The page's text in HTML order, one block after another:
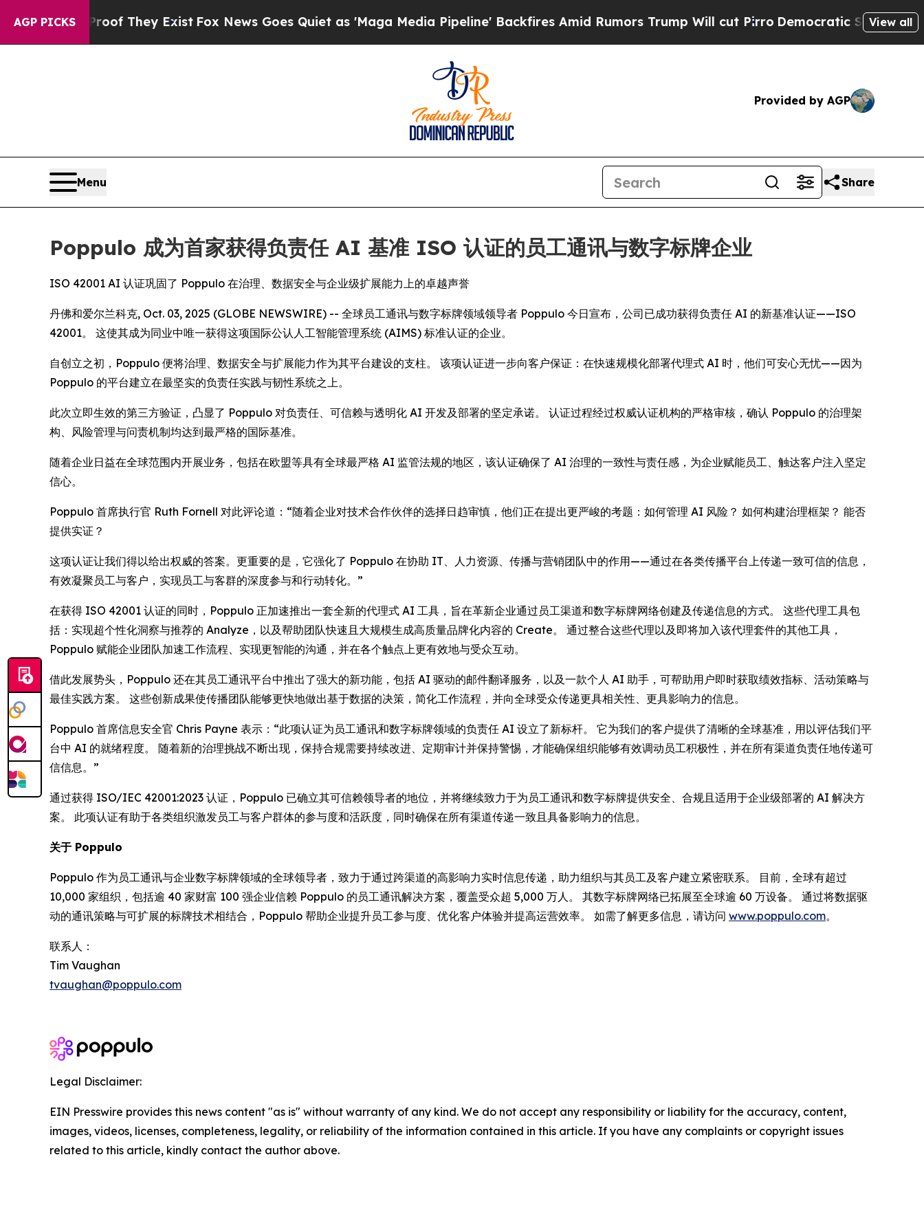
AGP PICKS
no Proof They Exist Fox News Goes Quiet as 'Maga Media Pipeline' Backfires Amid Rumors Trump Will cut PirroDemocratic Socialists ofView all
Provided by AGP
Menu Share
Poppulo 成为首家获得负责任 AI 基准 ISO 认证的员工通讯与数字标牌企业
ISO 42001 AI 认证巩固了 Poppulo 在治理、数据安全与企业级扩展能力上的卓越声誉
丹佛和爱尔兰科克, Oct. 03, 2025 (GLOBE NEWSWIRE) -- 全球员工通讯与数字标牌领域领导者 Poppulo 今日宣布，公司已成功获得负责任 AI 的新基准认证——ISO
42001。 这使其成为同业中唯一获得这项国际公认人工智能管理系统 (AIMS) 标准认证的企业。
自创立之初，Poppulo 便将治理、数据安全与扩展能力作为其平台建设的支柱。 该项认证进一步向客户保证：在快速规模化部署代理式 AI 时，他们可安心无忧——因为
Poppulo 的平台建立在最坚实的负责任实践与韧性系统之上。
此次立即生效的第三方验证，凸显了 Poppulo 对负责任、可信赖与透明化 AI 开发及部署的坚定承诺。 认证过程经过权威认证机构的严格审核，确认 Poppulo 的治理架
构、风险管理与问责机制均达到最严格的国际基准。
随着企业日益在全球范围内开展业务，包括在欧盟等具有全球最严格 AI 监管法规的地区，该认证确保了 AI 治理的一致性与责任感，为企业赋能员工、触达客户注入坚定
信心。
Poppulo 首席执行官 Ruth Fornell 对此评论道：“随着企业对技术合作伙伴的选择日趋审慎，他们正在提出更严峻的考题：如何管理 AI 风险？ 如何构建治理框架？ 能否
提供实证？
这项认证让我们得以给出权威的答案。更重要的是，它强化了 Poppulo 在协助 IT、人力资源、传播与营销团队中的作用——通过在各类传播平台上传递一致可信的信息，
有效凝聚员工与客户，实现员工与客群的深度参与和行动转化。”
在获得 ISO 42001 认证的同时，Poppulo 正加速推出一套全新的代理式 AI 工具，旨在革新企业通过员工渠道和数字标牌网络创建及传递信息的方式。 这些代理工具包
括：实现超个性化洞察与推荐的 Analyze ，以及帮助团队快速且大规模生成高质量品牌化内容的 Create。 通过整合这些代理以及即将加入该代理套件的其他工具，
Poppulo 赋能企业团队加速工作流程、实现更智能的沟通，并在各个触点上更有效地与受众互动。
借此发展势头，Poppulo 还在其员工通讯平台中推出了强大的新功能，包括 AI 驱动的邮件翻译服务，以及一款个人 AI 助手，可帮助用户即时获取绩效指标、活动策略与
最佳实践方案。 这些创新成果使传播团队能够更快地做出基于数据的决策，简化工作流程，并向全球受众传递更具相关性、更具影响力的信息。
Poppulo 首席信息安全官 Chris Payne 表示：“此项认证为员工通讯和数字标牌领域的负责任 AI 设立了新标杆。 它为我们的客户提供了清晰的全球基准，用以评估我们平
台中 AI 的就绪程度。 随着新的治理挑战不断出现，保持合规需要持续改进、定期审计并保持警惕，才能确保组织能够有效调动员工积极性，并在所有渠道负责任地传递可
信信息。”
通过获得 ISO/IEC 42001:2023 认证，Poppulo 已确立其可信赖领导者的地位，并将继续致力于为员工通讯和数字标牌提供安全、合规且适用于企业级部署的 AI 解决方
案。 此项认证有助于各类组织激发员工与客户群体的参与度和活跃度，同时确保在所有渠道传递一致且具备影响力的信息。
关于 Poppulo
Poppulo 作为员工通讯与企业数字标牌领域的全球领导者，致力于通过跨渠道的高影响力实时信息传递，助力组织与其员工及客户建立紧密联系。 目前，全球有超过
10,000 家组织，包括逾 40 家财富 100 强企业信赖 Poppulo 的员工通讯解决方案，覆盖受众超 5,000 万人。 其数字标牌网络已拓展至全球逾 60 万设备。 通过将数据驱
动的通讯策略与可扩展的标牌技术相结合，Poppulo 帮助企业提升员工参与度、优化客户体验并提高运营效率。 如需了解更多信息，请访问 www.poppulo.com。
联系人：
Tim Vaughan
tvaughan@poppulo.com
Legal Disclaimer:
EIN Presswire provides this news content "as is" without warranty of any kind. We do not accept any responsibility or liability for the accuracy, content,
images, videos, licenses, completeness, legality, or reliability of the information contained in this article. If you have any complaints or copyright issues
related to this article, kindly contact the author above.